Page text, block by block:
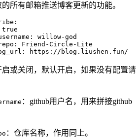
所有邮箱推送博客更新的功能。
:
true
:
willow-god
:
Friend-Circle-Lite
: https://blog.liushen.fun/
启或关闭，默认开启，如果没有配置请
：github用户名，用来拼接github
：仓库名称，作用同上。